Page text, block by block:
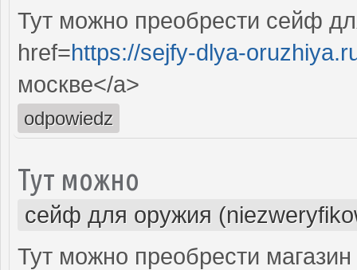
Тут можно преобрести сейф
href=https://sejfy-dlya-
москве</a>
odpowiedz
Тут можно
сейф для оружия
Тут можно преобрести